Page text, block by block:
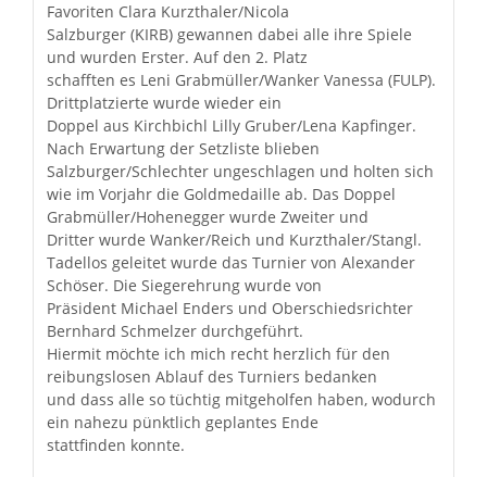
Favoriten Clara Kurzthaler/Nicola
Salzburger (KIRB) gewannen dabei alle ihre Spiele
und wurden Erster. Auf den 2. Platz
schafften es Leni Grabmüller/Wanker Vanessa (FULP).
Drittplatzierte wurde wieder ein
Doppel aus Kirchbichl Lilly Gruber/Lena Kapfinger.
Nach Erwartung der Setzliste blieben
Salzburger/Schlechter ungeschlagen und holten sich
wie im Vorjahr die Goldmedaille ab. Das Doppel
Grabmüller/Hohenegger wurde Zweiter und
Dritter wurde Wanker/Reich und Kurzthaler/Stangl.
Tadellos geleitet wurde das Turnier von Alexander
Schöser. Die Siegerehrung wurde von
Präsident Michael Enders und Oberschiedsrichter
Bernhard Schmelzer durchgeführt.
Hiermit möchte ich mich recht herzlich für den
reibungslosen Ablauf des Turniers bedanken
und dass alle so tüchtig mitgeholfen haben, wodurch
ein nahezu pünktlich geplantes Ende
stattfinden konnte.